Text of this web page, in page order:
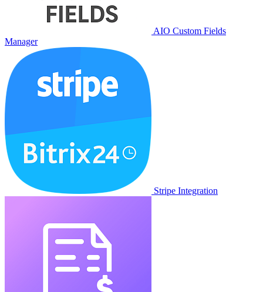
AIO Custom Fields
Manager
Stripe Integration